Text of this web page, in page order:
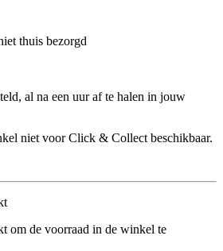
thuis bezorgd
al na een uur af te halen in jouw
niet voor Click & Collect beschikbaar.
om de voorraad in de winkel te